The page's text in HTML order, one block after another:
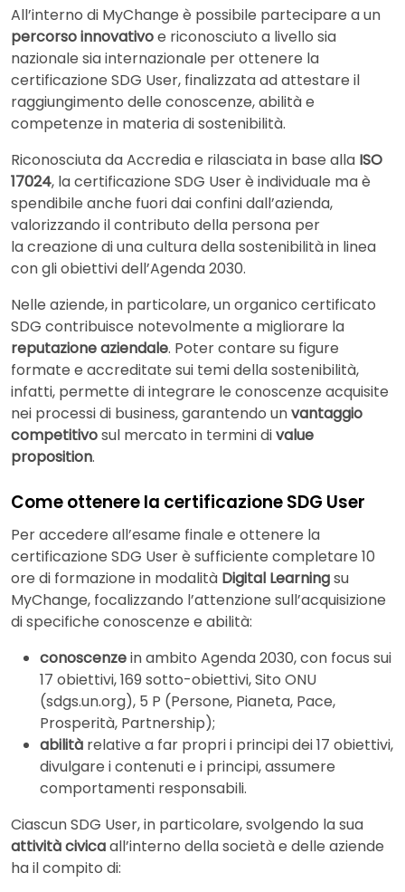
All’interno di MyChange è possibile partecipare a un
percorso innovativoe riconosciuto a livello sia
nazionale sia internazionale per ottenere la
certificazione SDG User, finalizzata ad attestare il
raggiungimento delle conoscenze, abilità e
competenze in materia di sostenibilità.
Riconosciuta da Accredia e rilasciata in base alla ISO
17024, la certificazione SDG User è individuale ma è
spendibile anche fuori dai confini dall’azienda,
valorizzando il contributo della persona per
la creazione di una cultura della sostenibilità in linea
con gli obiettivi dell’Agenda 2030.
Nelle aziende, in particolare, un organico certificato
SDG contribuisce notevolmente a migliorare la
reputazione aziendale. Poter contare su figure
formate e accreditate sui temi della sostenibilità,
infatti, permette di integrare le conoscenze acquisite
nei processi di business, garantendo unvantaggio
competitivosul mercato in termini divalue
proposition.
Come ottenere la certificazione SDG User
Per accedere all’esame finale e ottenere la
certificazione SDG User è sufficiente completare 10
ore di formazione in modalità Digital Learningsu
MyChange, focalizzando l’attenzione sull’acquisizione
di specifiche conoscenze e abilità:
conoscenzein ambito Agenda 2030, con focus sui
17 obiettivi, 169 sotto-obiettivi, Sito ONU
(sdgs.un.org), 5 P (Persone, Pianeta, Pace,
Prosperità, Partnership);
abilità relative a far propri i principi dei 17 obiettivi,
divulgare i contenuti e i principi, assumere
comportamenti responsabili.
Ciascun SDG User, in particolare, svolgendo la sua
attività civicaall’interno della società e delle aziende
ha il compito di: